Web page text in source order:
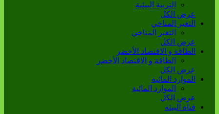
التربية البيئية
عرض الكل
التغير المناخي
التغير المناخي
عرض الكل
الطاقة و الاقتصاد الأخضر
الطاقة و الاقتصاد الأخضر
عرض الكل
الموارد المائية
الموارد المائية
عرض الكل
قناة البيئة